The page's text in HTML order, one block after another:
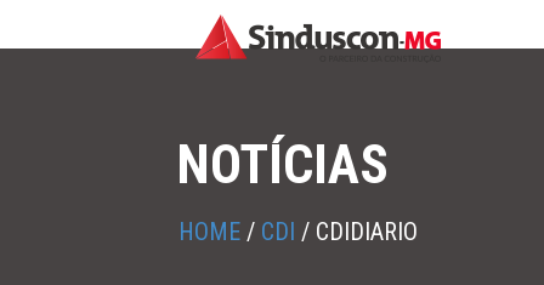
NOTÍCIAS
HOME / CDI / CDIDIARIO